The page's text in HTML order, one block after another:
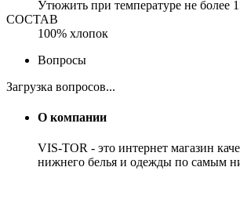
Утюжить при температуре не более
СОСТАВ
100% хлопок
Вопросы
Загрузка вопросов...
О компании
VIS-TOR - это интернет магазин
нижнего белья и одежды по самым